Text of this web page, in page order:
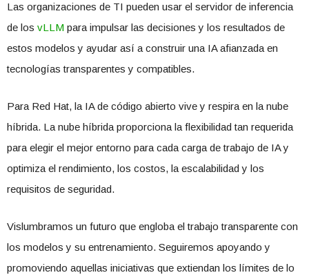
Las organizaciones de TI pueden usar el servidor de inferencia
de los vLLM para impulsar las decisiones y los resultados de
estos modelos y ayudar así a construir una IA afianzada en
tecnologías transparentes y compatibles.
Para Red Hat, la IA de código abierto vive y respira en la nube
híbrida. La nube híbrida proporciona la flexibilidad tan requerida
para elegir el mejor entorno para cada carga de trabajo de IA y
optimiza el rendimiento, los costos, la escalabilidad y los
requisitos de seguridad.
Vislumbramos un futuro que engloba el trabajo transparente con
los modelos y su entrenamiento. Seguiremos apoyando y
promoviendo aquellas iniciativas que extiendan los límites de lo